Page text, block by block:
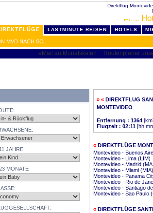
Direktflug
LASTMINUTE REISEN HOTELS
MVD NACH SCL
JAHRE
MONATE
» « DIREKTFLUG
MONTEVIDEO
Entfernung : 1364
Flugzeit : 02:11
« DIREKTFLÜGE
Montevideo - Buenos
Montevideo - Lima (LIM)
Montevideo - Madrid
Montevideo - Miami (MIA)
Montevideo - Panama
Montevideo - Rio de
Montevideo - Santiago
Montevideo - Sao Paulo
« DIREKTFLÜGE